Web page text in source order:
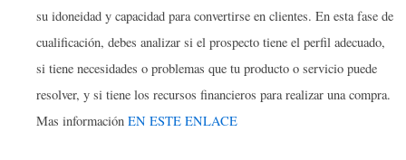
su idoneidad y capacidad para convertirse en clientes. En esta fase de
cualificación, debes analizar si el prospecto tiene el perfil adecuado,
si tiene necesidades o problemas que tu producto o servicio puede
resolver, y si tiene los recursos financieros para realizar una compra.
Mas información EN ESTE ENLACE